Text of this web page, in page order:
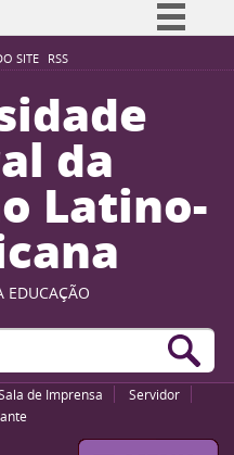
SITE RSS
Simplifique!
Participe
Acesso à informação
Legislação
Canais
da
Latino-
EDUCAÇÃO
de Imprensa
Servidor